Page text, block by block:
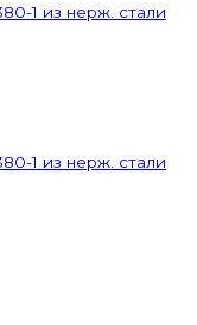
1 из нерж. стали
1 из нерж. стали